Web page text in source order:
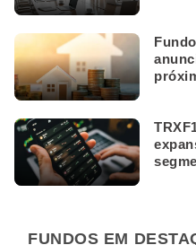
FUNDOS EM